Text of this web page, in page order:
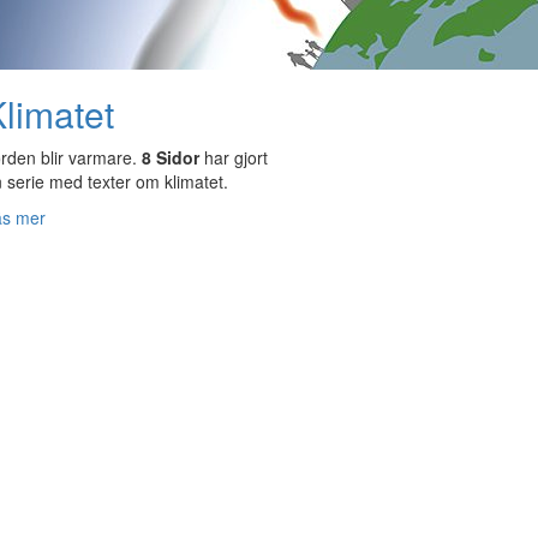
blir varmare. 8 Sidorhar gjort
serie med texter om klimatet.
mer